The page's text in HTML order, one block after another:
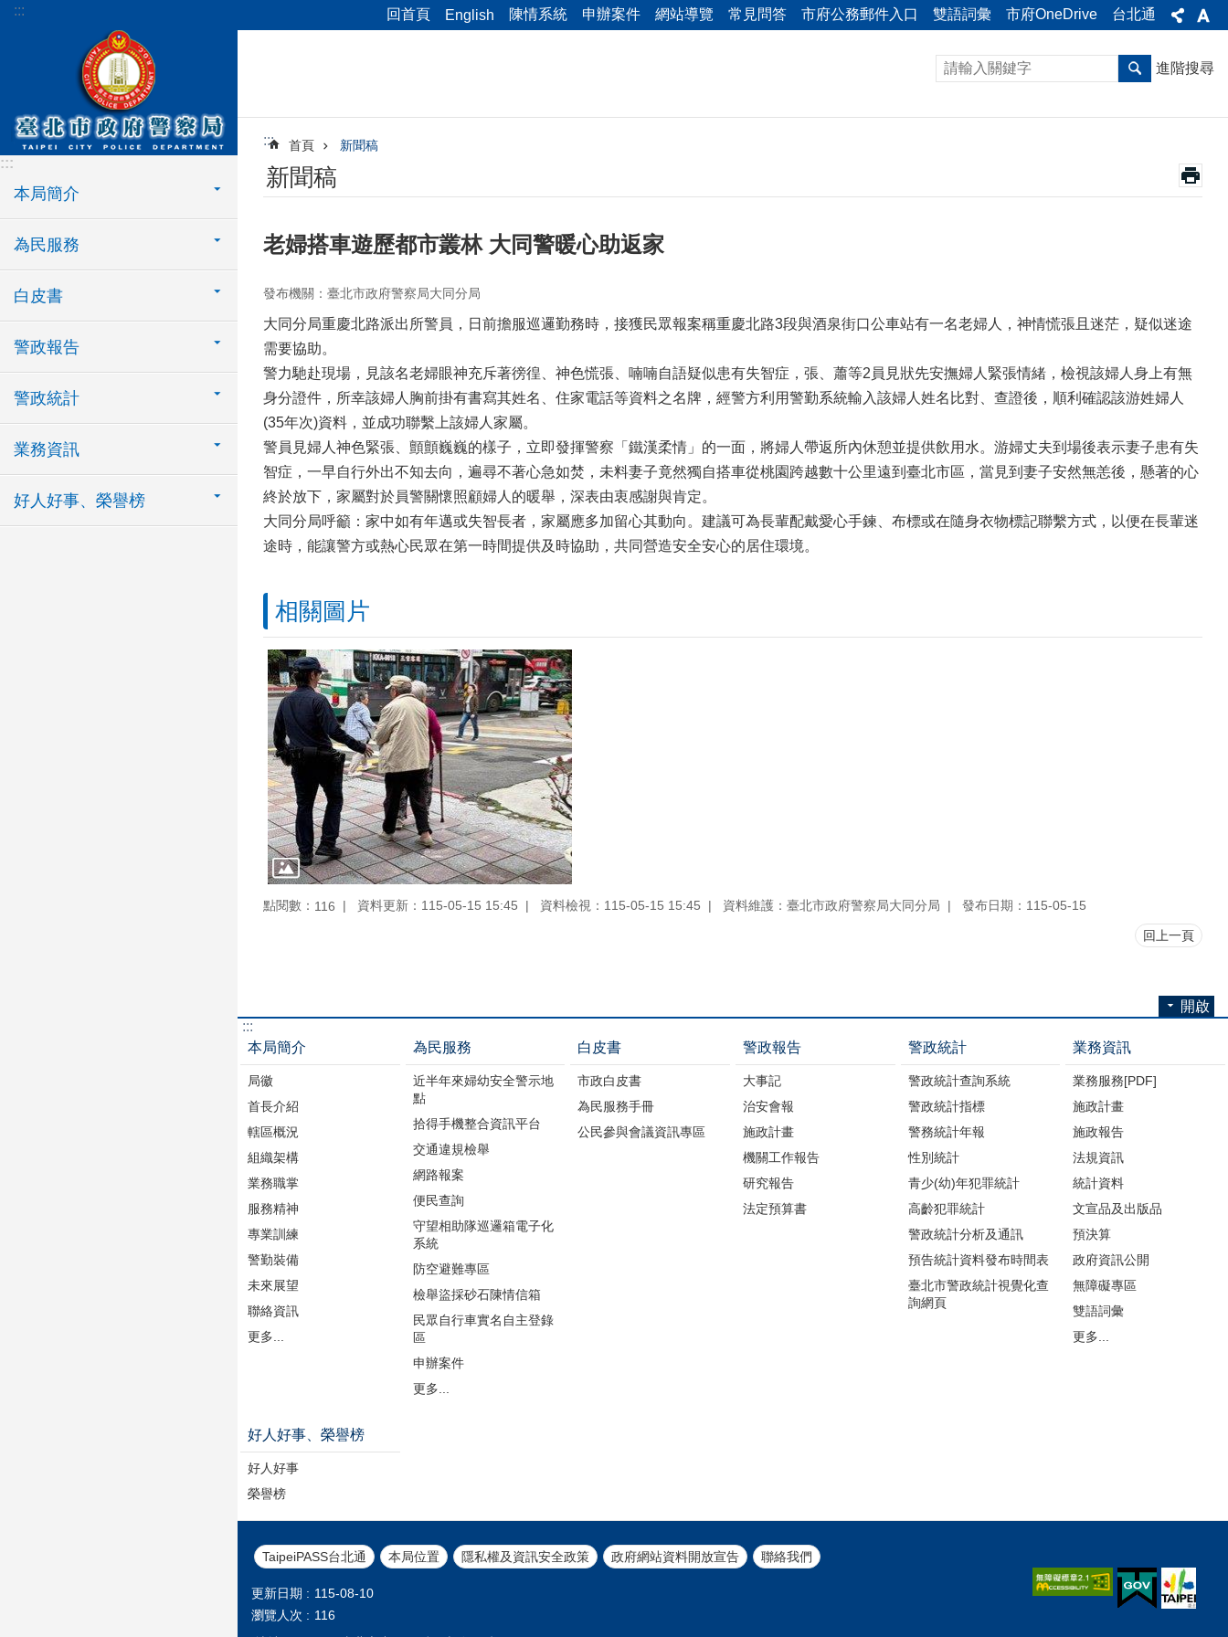
跳到主要內容區塊
::: 回首頁 English 陳情系統 申辦案件 網站導覽 常見問答 市府公務郵件入口 雙語詞彙 市府OneDrive 台北通
:::
本局簡介
為民服務
白皮書
警政報告
警政統計
業務資訊
好人好事、榮譽榜
進階搜尋
::: 首頁 新聞稿
新聞稿
老婦搭車遊歷都市叢林 大同警暖心助返家
發布機關：臺北市政府警察局大同分局
大同分局重慶北路派出所警員，日前擔服巡邏勤務時，接獲民眾報案稱重慶北路3段與酒泉街口公車站有一名老婦人，神情慌張且迷茫，疑似迷途
需要協助。
警力馳赴現場，見該名老婦眼神充斥著徬徨、神色慌張、喃喃自語疑似患有失智症，張、蕭等2員見狀先安撫婦人緊張情緒，檢視該婦人身上有無
身分證件，所幸該婦人胸前掛有書寫其姓名、住家電話等資料之名牌，經警方利用警勤系統輸入該婦人姓名比對、查證後，順利確認該游姓婦人
(35年次)資料，並成功聯繫上該婦人家屬。
警員見婦人神色緊張、顫顫巍巍的樣子，立即發揮警察「鐵漢柔情」的一面，將婦人帶返所內休憩並提供飲用水。游婦丈夫到場後表示妻子患有失
智症，一早自行外出不知去向，遍尋不著心急如焚，未料妻子竟然獨自搭車從桃園跨越數十公里遠到臺北市區，當見到妻子安然無恙後，懸著的心
終於放下，家屬對於員警關懷照顧婦人的暖舉，深表由衷感謝與肯定。
大同分局呼籲：家中如有年邁或失智長者，家屬應多加留心其動向。建議可為長輩配戴愛心手鍊、布標或在隨身衣物標記聯繫方式，以便在長輩迷
途時，能讓警方或熱心民眾在第一時間提供及時協助，共同營造安全安心的居住環境。
相關圖片
點閱數： 116 資料更新：115-05-15 15:45 資料檢視：115-05-15 15:45 資料維護：臺北市政府警察局大同分局 發布日期：115-05-15
回上一頁
開啟
:::
本局簡介
局徽
首長介紹
轄區概況
組織架構
業務職掌
服務精神
專業訓練
警勤裝備
未來展望
聯絡資訊
更多...
為民服務
近半年來婦幼安全警示地
點
拾得手機整合資訊平台
交通違規檢舉
網路報案
便民查詢
守望相助隊巡邏箱電子化
系統
防空避難專區
檢舉盜採砂石陳情信箱
民眾自行車實名自主登錄
區
申辦案件
更多...
白皮書
市政白皮書
為民服務手冊
公民參與會議資訊專區
警政報告
大事記
治安會報
施政計畫
機關工作報告
研究報告
法定預算書
警政統計
警政統計查詢系統
警政統計指標
警務統計年報
性別統計
青少(幼)年犯罪統計
高齡犯罪統計
警政統計分析及通訊
預告統計資料發布時間表
臺北市警政統計視覺化查
詢網頁
業務資訊
業務服務[PDF]
施政計畫
施政報告
法規資訊
統計資料
文宣品及出版品
預決算
政府資訊公開
無障礙專區
雙語詞彙
更多...
好人好事、榮譽榜
好人好事
榮譽榜
TaipeiPASS台北通 本局位置 隱私權及資訊安全政策 政府網站資料開放宣告 聯絡我們
更新日期
115-08-10
瀏覽人次
116